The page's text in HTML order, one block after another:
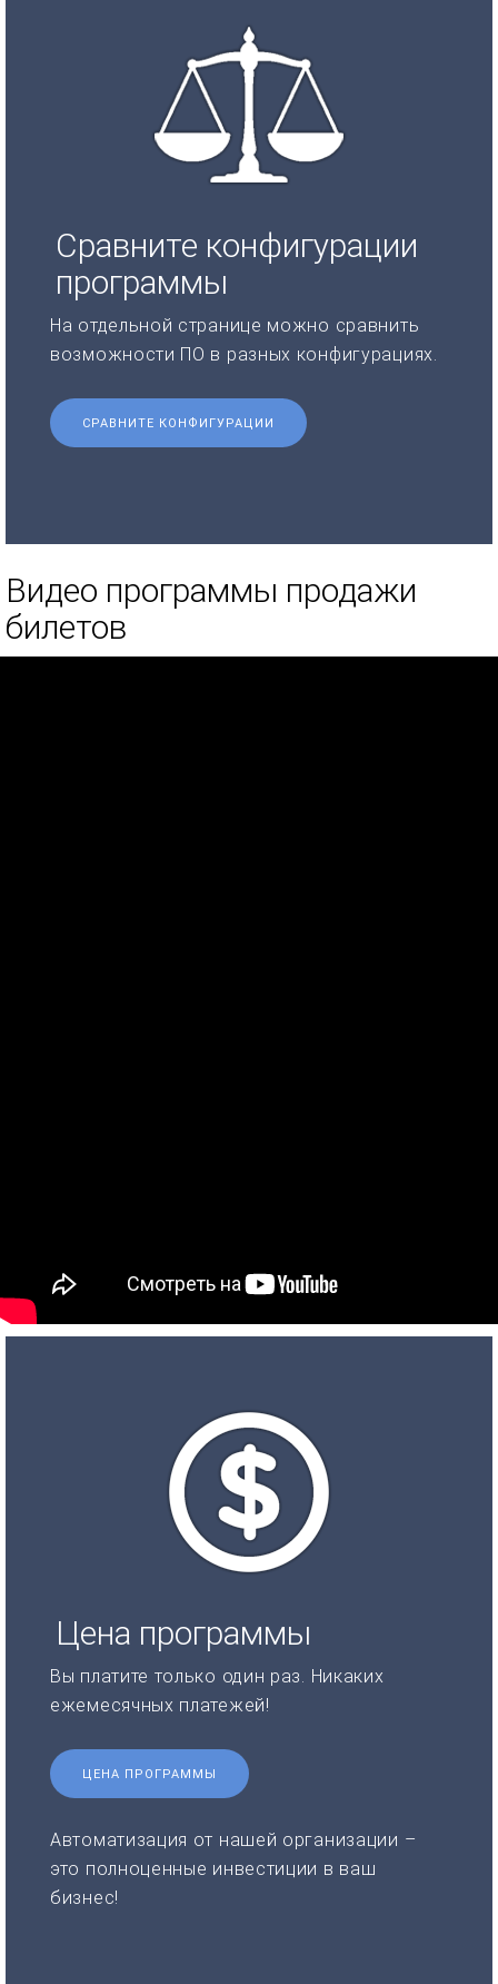
Сравните конфигурации
программы
На отдельной странице можно сравнить
возможности ПО в разных конфигурациях.
СРАВНИТЕ КОНФИГУРАЦИИ
Видео программы продажи
билетов
Цена программы
Вы платите только один раз. Никаких
ежемесячных платежей!
ЦЕНА ПРОГРАММЫ
Автоматизация от нашей организации –
это полноценные инвестиции в ваш
бизнес!